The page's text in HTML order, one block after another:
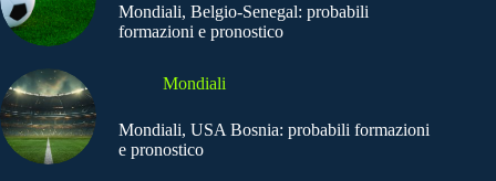
Mondiali, Belgio-Senegal: probabili
formazioni e pronostico
Mondiali
Mondiali, USA Bosnia: probabili formazioni
e pronostico